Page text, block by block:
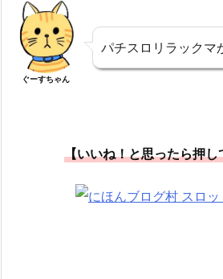
ぐーすちゃん
パチスロリラックマ
【いいね！と思ったら押し